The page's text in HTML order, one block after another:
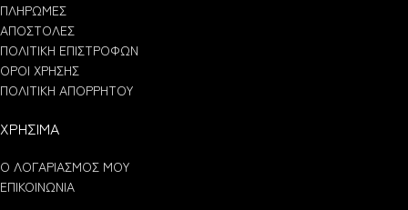
ΠΛΗΡΩΜΕΣ
ΑΠΟΣΤΟΛΕΣ
ΠΟΛΙΤΙΚΗ ΕΠΙΣΤΡΟΦΩΝ
ΟΡΟΙ ΧΡΗΣΗΣ
ΠΟΛΙΤΙΚΗ ΑΠΟΡΡΗΤΟΥ
ΧΡΗΣΙΜΑ
Ο ΛΟΓΑΡΙΑΣΜΟΣ ΜΟΥ
ΕΠΙΚΟΙΝΩΝΙΑ